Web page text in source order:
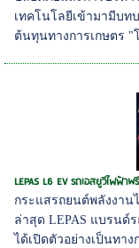
เทคโนโลยีเข้ามามีบ
ต้นทุนทางการเกษตร "
LEPAS L6 EV รถเอสยูวีไฟฟ้าพ
กระแสรถยนต์พลังงาน
ล่าสุด LEPAS แบรนด์
ได้เปิดตัวอย่างเป็นทา